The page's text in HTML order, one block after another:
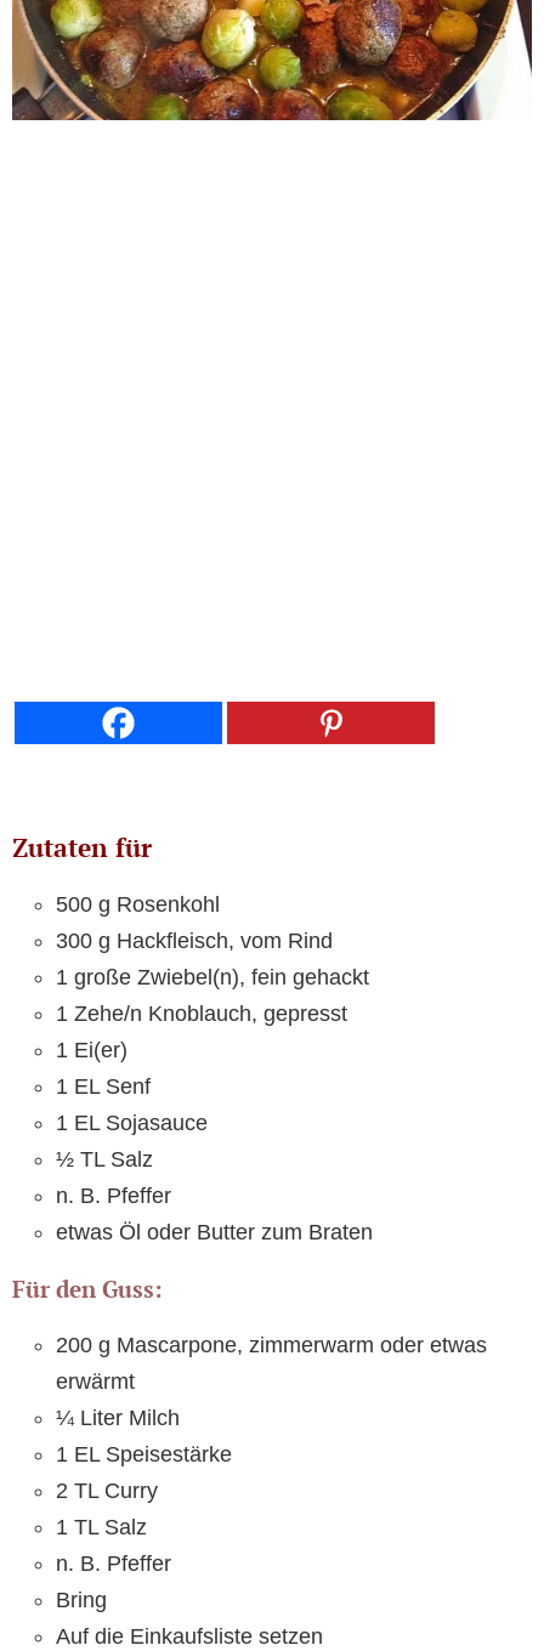
Zutaten für
500 g Rosenkohl
300 g Hackfleisch, vom Rind
1 große Zwiebel(n), fein gehackt
1 Zehe/n Knoblauch, gepresst
1 Ei(er)
1 EL Senf
1 EL Sojasauce
½ TL Salz
n. B. Pfeffer
etwas Öl oder Butter zum Braten
Für den Guss:
200 g Mascarpone, zimmerwarm oder etwas
erwärmt
¼ Liter Milch
1 EL Speisestärke
2 TL Curry
1 TL Salz
n. B. Pfeffer
Bring
Auf die Einkaufsliste setzen